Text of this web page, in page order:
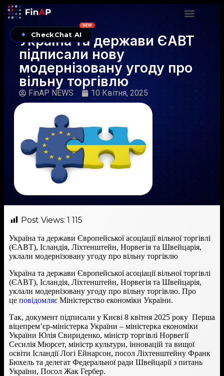
✦ CheckChat AI
NEW
Україна та держави ЄАВТ
підписали нову
модернізовану угоду про
вільну торгівлю
FinAP NEWS 10 Квітня, 2025
Post Views: 1 115
Україна та держави Європейської асоціації вільної торгівлі
(ЄАВТ), Ісландія, Ліхтенштейн, Норвегія та Швейцарія,
уклали модернізовану угоду про вільну торгівлю
Україна та держави Європейської асоціації вільної торгівлі
(ЄАВТ), Ісландія, Ліхтенштейн, Норвегія та Швейцарія,
уклали модернізовану угоду про вільну торгівлю. Про
це повідомляє Міністерство економіки України.
Так, документ підписали у Києві 8 квітня 2025 року Перша
віцепрем’єр-міністерка України – міністерка економіки
України Юлія Свириденко, міністр торгівлі Норвегії
Сесилія Мюрсет, міністр культури, інновацій та вищої
освіти Ісландії Логі Ейнарсон, посол Ліхтенштейну Франк
Бюхель та делегат Федеральної ради Швейцарії з питань
України, Посол Жак Гербер.